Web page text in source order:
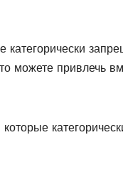
можете привлечь